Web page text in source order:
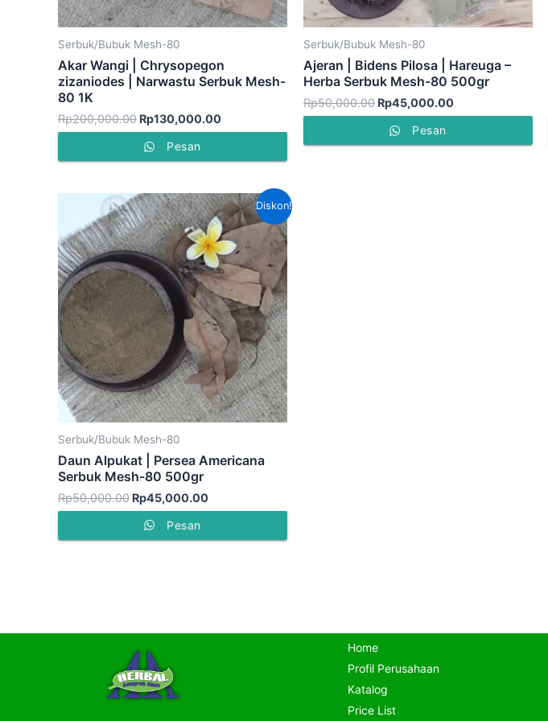
Serbuk/Bubuk Mesh-80
Akar Wangi | Chrysopegon
zizaniodes | Narwastu Serbuk Mesh-
80 1K
Rp200,000.00 Rp130,000.00
Pesan
Serbuk/Bubuk Mesh-80
Ajeran | Bidens Pilosa | Hareuga –
Herba Serbuk Mesh-80 500gr
Rp50,000.00 Rp45,000.00
Pesan
Diskon!
Serbuk/Bubuk Mesh-80
Daun Alpukat | Persea Americana
Serbuk Mesh-80 500gr
Rp50,000.00
Harga
aslinya
adalah:
Rp50,000.00.
Rp45,000.00
Harga
saat
ini
adalah:
Rp45,000.00.
Pesan
Home
Profil Perusahaan
Katalog
Price List